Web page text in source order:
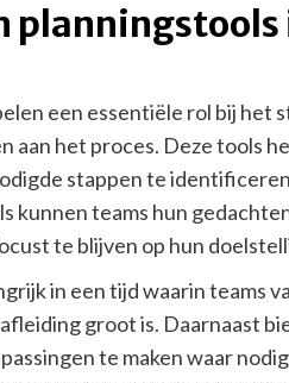
een essentiële rol bij het
aan het proces. Deze tools
stappen te
kunnen teams hun
te blijven op hun
in een tijd waarin teams
groot is. Daarnaast
te maken waar